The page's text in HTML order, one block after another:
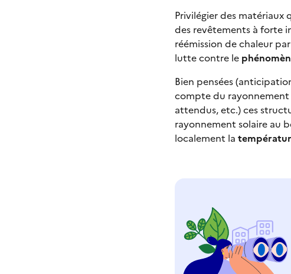
Privilégier des matériaux
des revêtements à forte
réémission de chaleur
lutte contre le
Bien pensées
compte du rayonnement
attendus, etc.) ces
rayonnement solaire au
localement la